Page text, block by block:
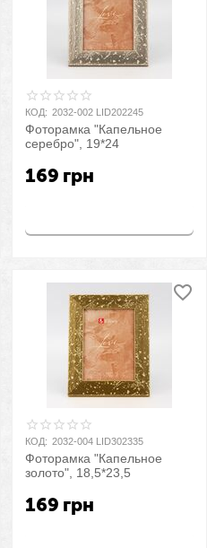
КОД: 2032-002 LID202245
Фоторамка "Капельное
серебро", 19*24
169 грн
КОД: 2032-004 LID302335
Фоторамка "Капельное
золото", 18,5*23,5
169 грн